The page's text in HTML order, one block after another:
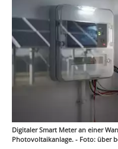
Digitaler Smart Meter an einer
Photovoltaikanlage. - Foto: über